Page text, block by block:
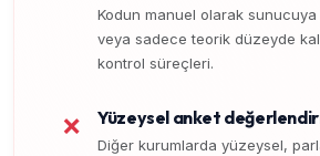
Kodun manuel olarak sunucuya
veya sadece teorik düzeyde
kontrol süreçleri.
❌ Yüzeysel anket
Diğer kurumlarda yüzeysel,